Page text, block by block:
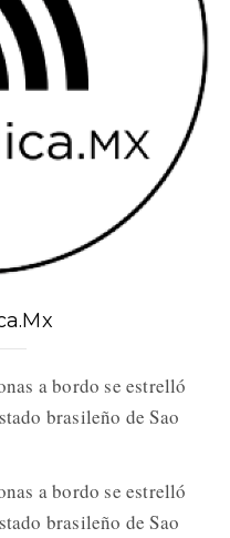
a bordo se estrelló
brasileño de Sao
a bordo se estrelló
brasileño de Sao